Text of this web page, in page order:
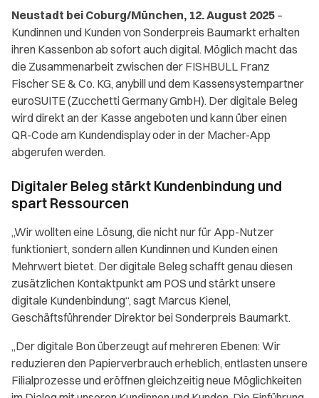
Neustadt bei Coburg/München, 12. August 2025 –
Kundinnen und Kunden von Sonderpreis Baumarkt erhalten
ihren Kassenbon ab sofort auch digital. Möglich macht das
die Zusammenarbeit zwischen der FISHBULL Franz
Fischer SE & Co. KG, anybill und dem Kassensystempartner
euroSUITE (Zucchetti Germany GmbH). Der digitale Beleg
wird direkt an der Kasse angeboten und kann über einen
QR-Code am Kundendisplay oder in der Macher-App
abgerufen werden.
Digitaler Beleg stärkt Kundenbindung und
spart Ressourcen
„Wir wollten eine Lösung, die nicht nur für App-Nutzer
funktioniert, sondern allen Kundinnen und Kunden einen
Mehrwert bietet. Der digitale Beleg schafft genau diesen
zusätzlichen Kontaktpunkt am POS und stärkt unsere
digitale Kundenbindung“, sagt Marcus Kienel,
Geschäftsführender Direktor bei Sonderpreis Baumarkt.
„Der digitale Bon überzeugt auf mehreren Ebenen: Wir
reduzieren den Papierverbrauch erheblich, entlasten unsere
Filialprozesse und eröffnen gleichzeitig neue Möglichkeiten